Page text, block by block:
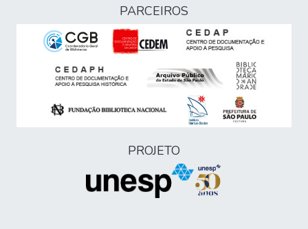
PARCEIROS
PROJETO